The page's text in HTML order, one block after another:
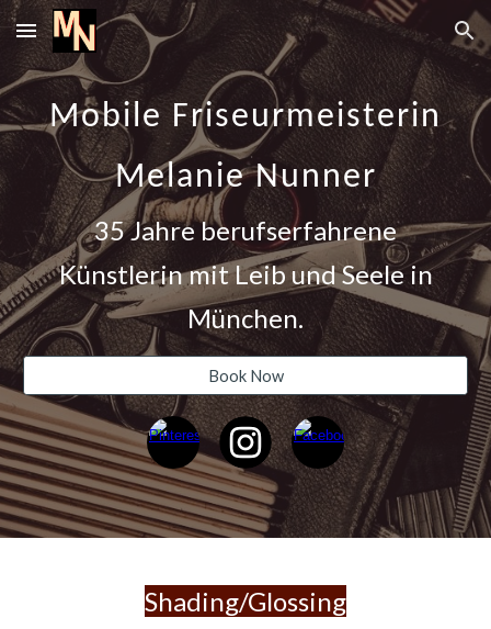
Skip to main content Skip to navigation
Mobile Friseurmeisterin
Melanie Nunner
35 Jahre berufserfahrene
Künstlerin mit Leib und Seele in
München.
Book Now
Shading/Glossing